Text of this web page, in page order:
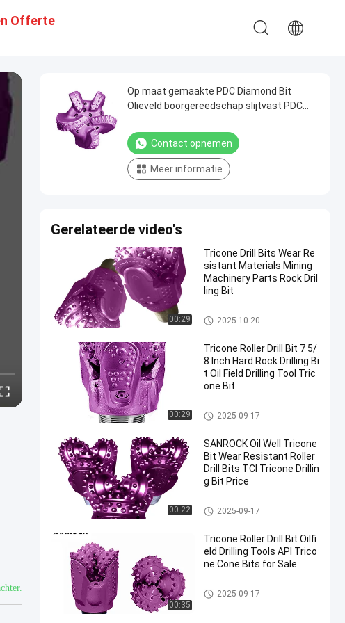
Offerte
Op maat gemaakte PDC Diamond Bit
Olieveld boorgereedschap slijtvast PDC
Contact opnemen
Meer informatie
Gerelateerde video's
00:29
Tricone Drill Bits Wear Re
sistant Materials Mining
Machinery Parts Rock Dril
ling Bit
Pdc Tricone Beetjes
2025-10-20
00:29
Tricone Roller Drill Bit 7 5/
8 Inch Hard Rock Drilling Bi
t Oil Field Drilling Tool Tric
one Bit
Pdc Tricone Beetjes
2025-09-17
00:22
SANROCK Oil Well Tricone
Bit Wear Resistant Roller
Drill Bits TCI Tricone Drillin
g Bit Price
Pdc Tricone Beetjes
2025-09-17
00:35
Tricone Roller Drill Bit Oilfi
eld Drilling Tools API Trico
ne Cone Bits for Sale
Pdc Tricone Beetjes
2025-09-17